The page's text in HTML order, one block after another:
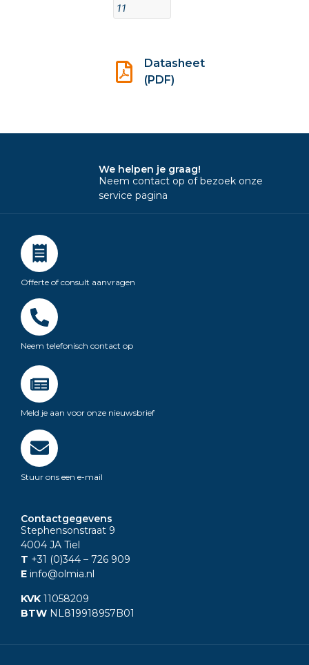
11
Datasheet
(PDF)
We helpen je graag!
Neem contact op of bezoek onze
service pagina
Offerte of consult aanvragen
Neem telefonisch contact op
Meld je aan voor onze nieuwsbrief
Stuur ons een e-mail
Contactgegevens
Stephensonstraat 9
4004 JA Tiel
T +31 (0)344 – 726 909
E info@olmia.nl
KVK 11058209
BTW NL819918957B01